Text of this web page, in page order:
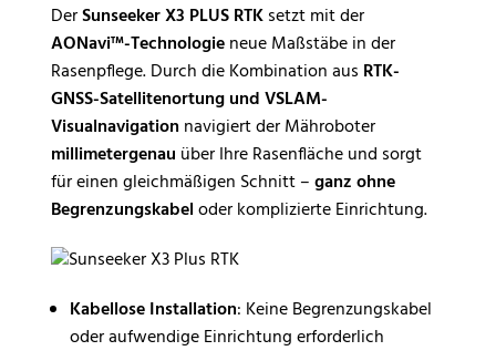
DerSunseeker X3 PLUS RTKsetzt mit der
AONavi™-Technologieneue Maßstäbe in der
Rasenpflege. Durch die Kombination aus RTK-
GNSS-Satellitenortung und VSLAM-
Visualnavigation navigiert der Mähroboter
millimetergenau über Ihre Rasenfläche und sorgt
für einen gleichmäßigen Schnitt –ganz ohne
Begrenzungskabeloder komplizierte Einrichtung.
Kabellose Installation: Keine Begrenzungskabel
oder aufwendige Einrichtung erforderlich